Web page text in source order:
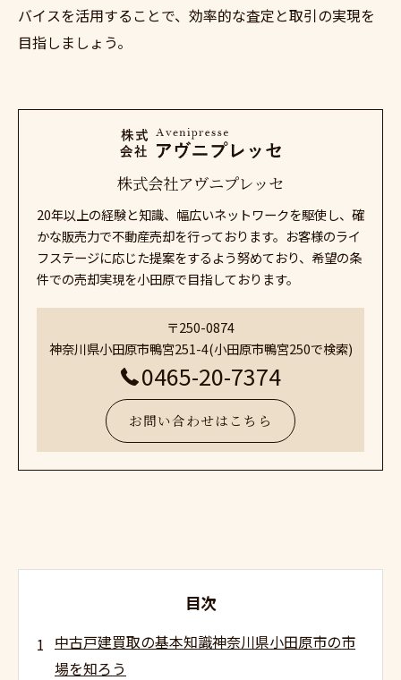
バイスを活用することで、効率的な査定と取引の実現を
目指しましょう。
株式会社アヴニプレッセ
20年以上の経験と知識、幅広いネットワークを駆使し、確
かな販売力で不動産売却を行っております。お客様のライ
フステージに応じた提案をするよう努めており、希望の条
件での売却実現を小田原で目指しております。
〒250-0874
神奈川県小田原市鴨宮251-4(小田原市鴨宮250で検索)
0465-20-7374
お問い合わせはこちら
目次
中古戸建買取の基本知識神奈川県小田原市の市
場を知ろう